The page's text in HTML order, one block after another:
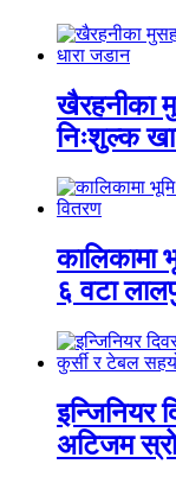
खैरहनीका
निःशुल्क
कालिकामा
६ वटा
इन्जिनियर
अटिजम